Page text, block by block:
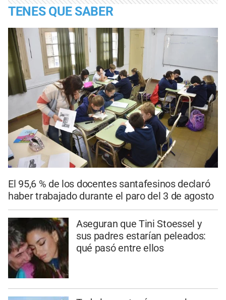
TENES QUE SABER
El 95,6 % de los docentes santafesinos declaró
haber trabajado durante el paro del 3 de agosto
Aseguran que Tini Stoessel y
sus padres estarían peleados:
qué pasó entre ellos